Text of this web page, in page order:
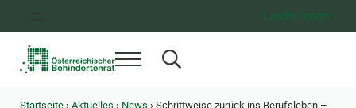
Leicht lesen
Menü Search...
Startseite › Aktuelles › News ›Schrittweise zurück ins Berufsleben –